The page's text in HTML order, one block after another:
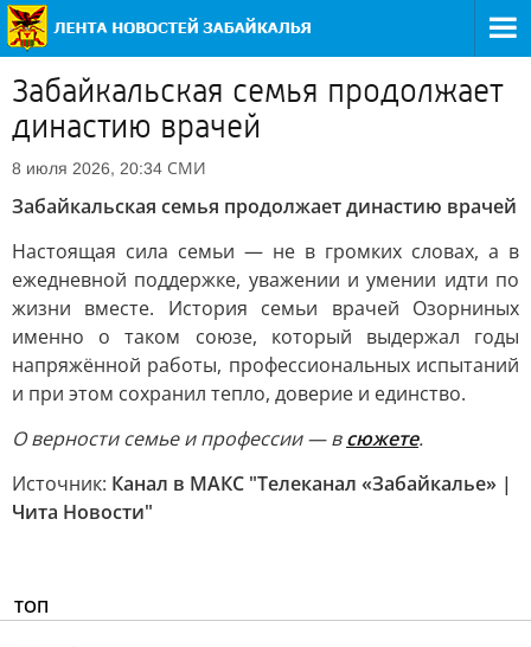
Забайкальская семья продолжает
династию врачей
8 июля 2026, 20:34 СМИ
Забайкальская семья продолжает династию врачей
Настоящая сила семьи — не в громких словах, а в
ежедневной поддержке, уважении и умении идти по
жизни вместе. История семьи врачей Озорниных
именно о таком союзе, который выдержал годы
напряжённой работы, профессиональных испытаний
и при этом сохранил тепло, доверие и единство.
О верности семье и профессии — всюжете.
Источник: Канал в МАКС "Телеканал «Забайкалье» |
Чита Новости"
ТОП